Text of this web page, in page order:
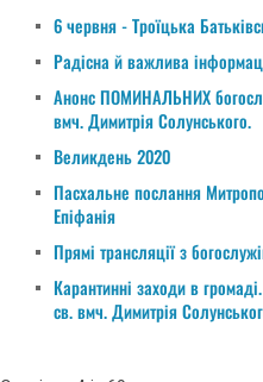
6 червня - Троїцька
Радісна й важлива
Анонс ПОМИНАЛЬНИХ
вмч. Димитрія Солунського.
Великдень 2020
Пасхальне послання
Епіфанія
Прямі трансляції з
Карантинні заходи в
св. вмч. Димитрія